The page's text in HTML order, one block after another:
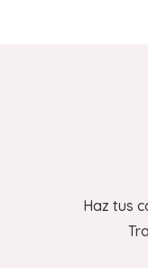
Haz tus